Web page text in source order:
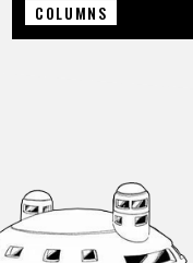
COLUMNS